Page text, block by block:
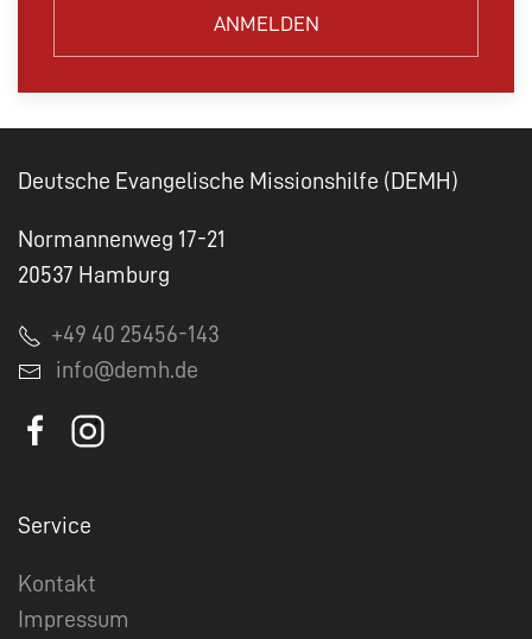
ANMELDEN
Deutsche Evangelische Missionshilfe (DEMH)
Normannenweg 17-21
20537 Hamburg
+49 40 25456-143
info@demh.de
Service
Kontakt
Impressum